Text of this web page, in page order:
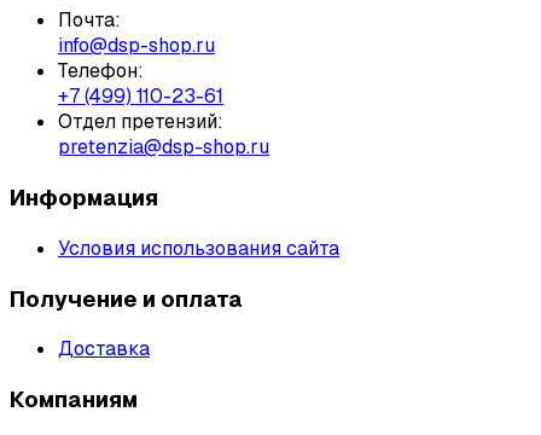
Почта:
info@dsp-shop.ru
Телефон:
+7 (499) 110-23-61
Отдел претензий:
pretenzia@dsp-shop.ru
Информация
Условия использования сайта
Получение и оплата
Доставка
Компаниям